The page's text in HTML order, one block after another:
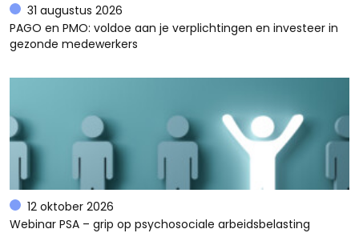
31 augustus 2026
PAGO en PMO: voldoe aan je verplichtingen en investeer in
gezonde medewerkers
12 oktober 2026
Webinar PSA – grip op psychosociale arbeidsbelasting